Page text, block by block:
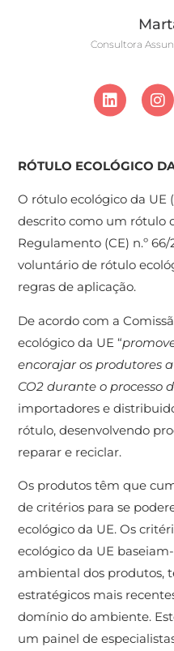
Consultora
RÓTULO ECOLÓGICO
O rótulo ecológico da UE (
descrito como um rótulo
Regulamento (CE) n.º
voluntário de rótulo
regras de aplicação.
De acordo com a
ecológico da UE “
encorajar os produtores
CO2 durante o processo
importadores e
rótulo, desenvolvendo
reparar e reciclar.
Os produtos têm que
de critérios para se
ecológico da UE. Os
ecológico da UE
ambiental dos produtos,
estratégicos mais
domínio do ambiente.
um painel de